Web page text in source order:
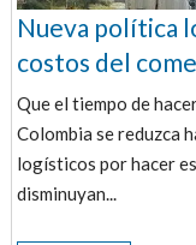
Nueva política
costos del
Que el tiempo de
Colombia se reduzca
logísticos por hacer
disminuyan...